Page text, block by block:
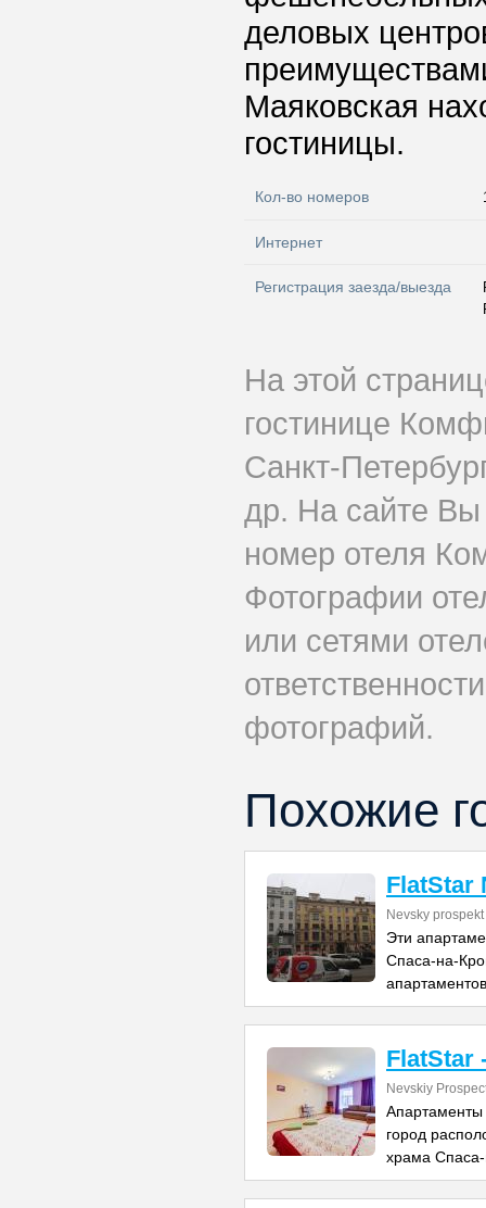
деловых
Маяковская
гостиницы.
Кол-во номеров
Интернет
Регистрация заезда/выезда
На этой
гостинице
Санкт-
др. На сайте Вы
номер отеля
Фотографии
или сетями
фотографий.
Похожие
FlatStar
Nevsky
Эти
Спаса-на-
FlatStar
Nevskiy
город
храма